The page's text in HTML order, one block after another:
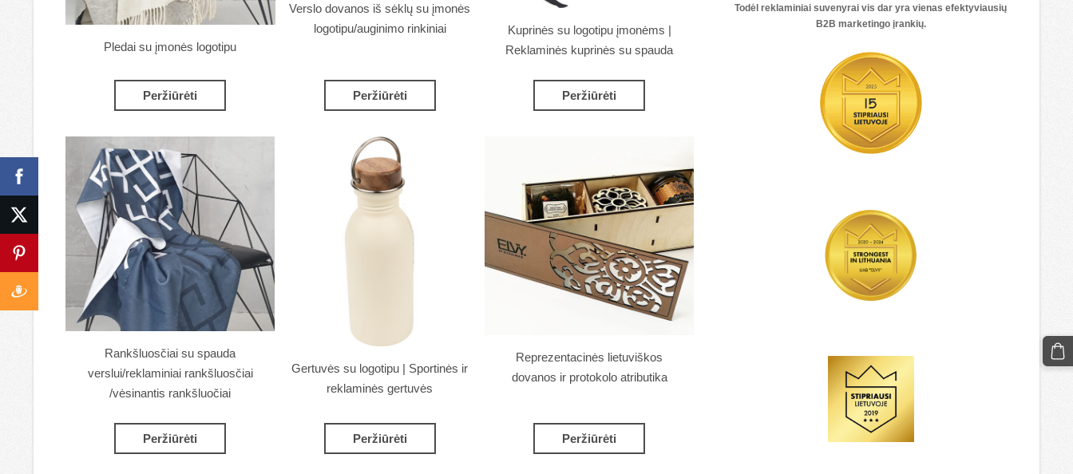
Todėl reklaminiai suvenyrai vis dar yra vienasefektyviausių
B2B marketingo įrankių.
Pledai su įmonės logotipu
Peržiūrėti
Verslo dovanos iš sėklų su įmonės
logotipu/auginimo rinkiniai
Peržiūrėti
Kuprinės su logotipu įmonėms |
Reklaminės kuprinės su spauda
Peržiūrėti
Rankšluosčiai su spauda
verslui/reklaminiai rankšluosčiai
/vėsinantis rankšluočiai
Peržiūrėti
Gertuvės su logotipu | Sportinės ir
reklaminės gertuvės
Peržiūrėti
Reprezentacinės lietuviškos
dovanos ir protokolo atributika
Peržiūrėti